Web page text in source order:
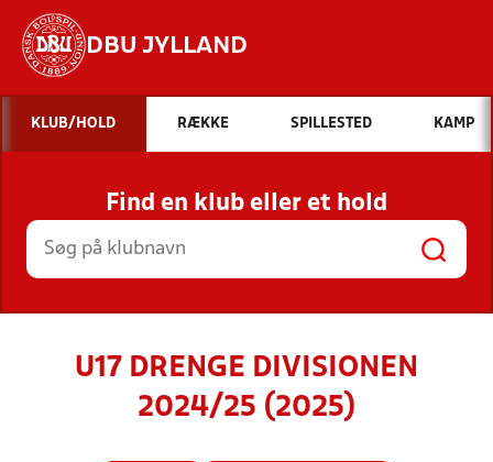
DBU JYLLAND
Hvad vil du søge efter?
INDHOLD OG NYHEDER
STILLINGER, RESULTATER, KLUBBER OG
HOLD
KLUB/HOLD RÆKKE SPILLESTED KAMP
Find en klub eller et hold
U17 DRENGE DIVISIONEN
2024/25 (2025)